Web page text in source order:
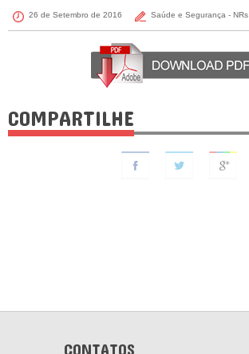
26 de Setembro de 2016 Saúde e Segurança - NRs
COMPARTILHE
CONTATOS